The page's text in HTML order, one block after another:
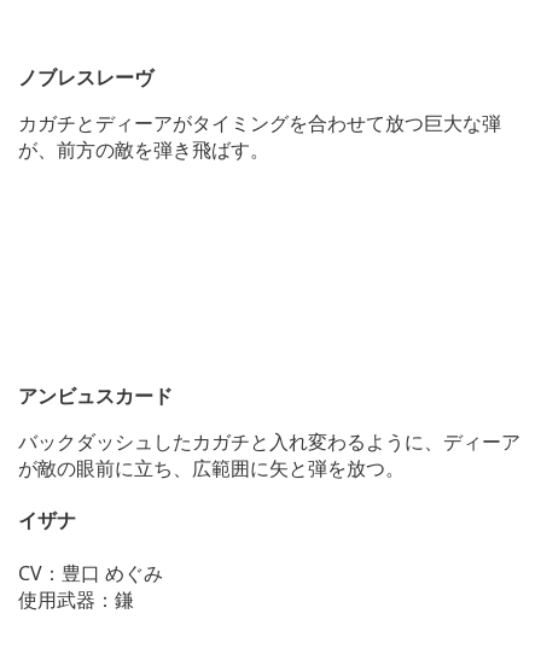
ノブレスレーヴ
カガチとディーアがタイミングを合わせて放つ巨大な弾
が、前方の敵を弾き飛ばす。
アンビュスカード
バックダッシュしたカガチと入れ変わるように、ディーア
が敵の眼前に立ち、広範囲に矢と弾を放つ。
イザナ
CV：豊口 めぐみ
使用武器：鎌